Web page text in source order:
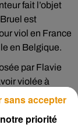
fait l’objet
est
viol en France
en Belgique.
par Flavie
violée à
du maintien
artistes visés
priorité
sans accepter